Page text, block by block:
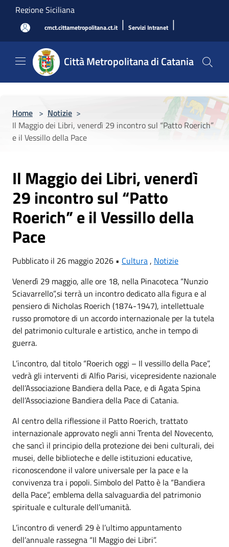
Salta al contenuto principale
Regione Siciliana
cmct.cittametropolitana.ct.it | Servizi Intranet |
Città Metropolitana di Catania
Home > Notizie >
Il Maggio dei Libri, venerdì 29 incontro sul “Patto Roerich”
e il Vessillo della Pace
Il Maggio dei Libri, venerdì
29 incontro sul “Patto
Roerich” e il Vessillo della
Pace
Pubblicato il 26 maggio 2026 • Cultura, Notizie
Venerdì 29 maggio, alle ore 18, nella Pinacoteca “Nunzio
Sciavarrello”,si terrà un incontro dedicato alla figura e al
pensiero di Nicholas Roerich (1874-1947), intellettuale
russo promotore di un accordo internazionale per la tutela
del patrimonio culturale e artistico, anche in tempo di
guerra.
L’incontro, dal titolo “Roerich oggi – Il vessillo della Pace”,
vedrà gli interventi di Alfio Parisi, vicepresidente nazionale
dell’Associazione Bandiera della Pace, e di Agata Spina
dell’Associazione Bandiera della Pace di Catania.
Al centro della riflessione il Patto Roerich, trattato
internazionale approvato negli anni Trenta del Novecento,
che sancì il principio della protezione dei beni culturali, dei
musei, delle biblioteche e delle istituzioni educative,
riconoscendone il valore universale per la pace e la
convivenza tra i popoli. Simbolo del Patto è la “Bandiera
della Pace”, emblema della salvaguardia del patrimonio
spirituale e culturale dell’umanità.
L’incontro di venerdì 29 è l’ultimo appuntamento
dell’annuale rassegna “Il Maggio dei Libri”.